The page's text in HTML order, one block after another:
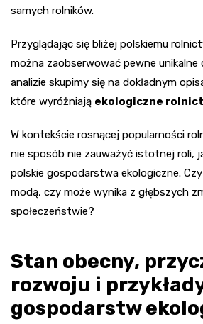
samych rolników.
Przyglądając się bliżej polskiemu
można zaobserwować pewne unikalne
analizie skupimy się na dokładnym
które wyróżniają ekologiczne
W kontekście rosnącej popularności
nie sposób nie zauważyć istotnej roli,
polskie gospodarstwa ekologiczne.
modą, czy może wynika z głębszych
społeczeństwie?
Stan obecny,
rozwoju i
gospodarstw